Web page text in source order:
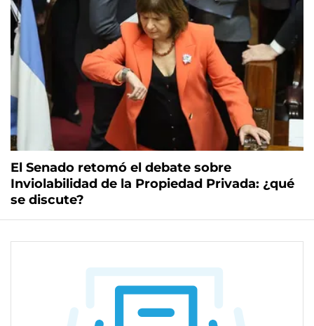
El Senado retomó el debate sobre
Inviolabilidad de la Propiedad Privada: ¿qué
se discute?